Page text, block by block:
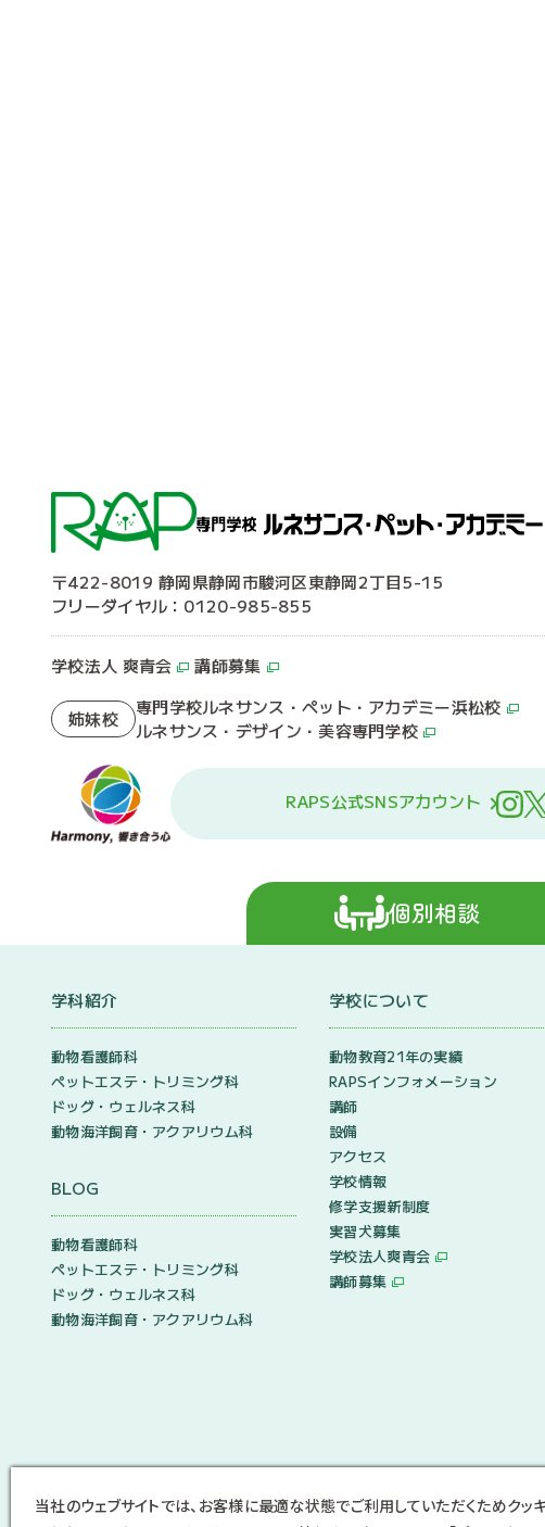
〒422-8019 静岡県静岡市駿河区東静岡2丁目5-15
フリーダイヤル：0120-985-855
学校法人 爽青会 講師募集
姉妹校
専門学校ルネサンス・ペット・アカデミー浜松校
ルネサンス・デザイン・美容専門学校
RAPS公式SNSアカウント
個別相談
学科紹介
動物看護師科
ペットエステ・トリミング科
ドッグ・ウェルネス科
動物海洋飼育・アクアリウム科
BLOG
動物看護師科
ペットエステ・トリミング科
ドッグ・ウェルネス科
動物海洋飼育・アクアリウム科
学校について
動物教育21年の実績
RAPSインフォメーション
講師
設備
アクセス
学校情報
修学支援新制度
実習犬募集
学校法人爽青会
講師募集
当社のウェブサイトでは、お客様に最適な状態でご利用していただくためク